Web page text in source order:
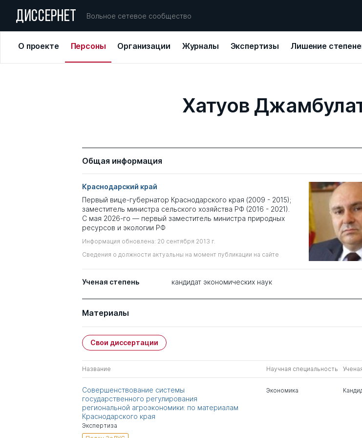
ДИССЕРНЕТ Вольное сетевое сообщество
О проекте Персоны Организации Журналы Экспертизы Лишение
Хатуов
Общая информация
Краснодарский край
Первый вице-губернатор Краснодарского края (2009 - 2015);
заместитель министра сельского хозяйства РФ (2016 - 2021).
С мая 2026-го — первый заместитель министра природных
ресурсов и экологии РФ
Информация обновлена: 20 сентября 2013 г.
Сведения о должности актуальны на момент публикации на сайте
Ученая степень кандидат экономических наук
Материалы
Свои диссертации
Название Научная специальность
Совершенствование системы
государственного регулирования
региональной агроэкономики: по материалам
Краснодарского края
Экспертиза
Экономика